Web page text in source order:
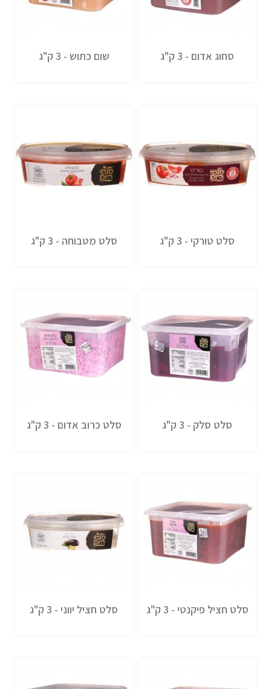
סחוג אדום - 3 ק"ג שום כתוש - 3 ק"ג
סלט טורקי - 3 ק"ג סלט מטבוחה - 3 ק"ג
סלט סלק - 3 ק"ג סלט כרוב אדום - 3 ק"ג
סלט חציל פיקנטי - 3 ק"ג סלט חציל יווני - 3 ק"ג